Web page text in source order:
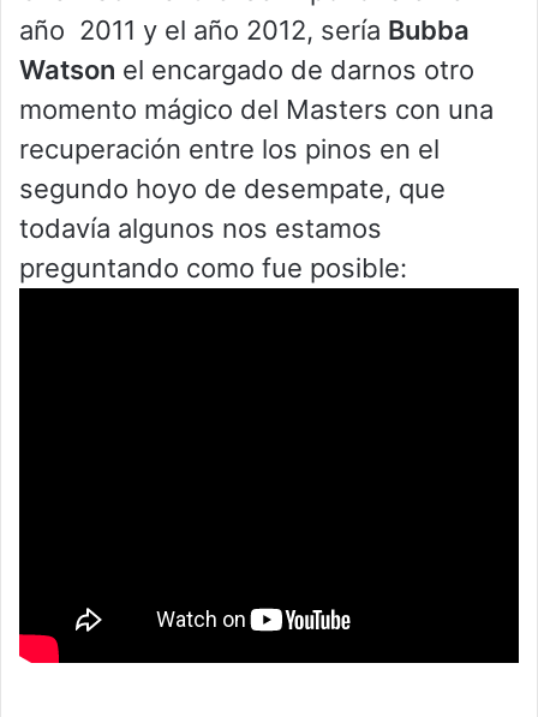
año 2011 y el año 2012, sería Bubba
Watson el encargado de darnos otro
momento mágico del Masters con una
recuperación entre los pinos en el
segundo hoyo de desempate, que
todavía algunos nos estamos
preguntando como fue posible: